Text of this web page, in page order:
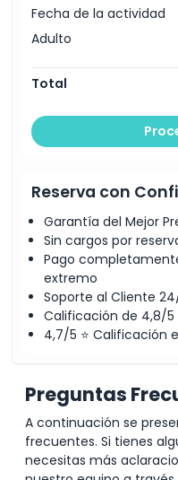
Fecha de la actividad
Adulto
Total
Reserva con
Garantía del Mejor
Sin cargos por
Pago
extremo
Soporte al Cliente
Calificación de 4,8/5
4,7/5 ⭐ Calificación
Preguntas
A continuación se
frecuentes. Si tienes
necesitas más